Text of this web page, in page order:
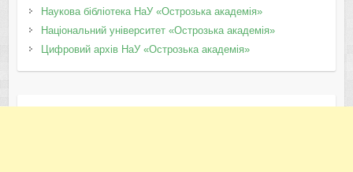
Наукова бібліотека НаУ «Острозька академія»
Національний університет «Острозька академія»
Цифровий архів НаУ «Острозька академія»